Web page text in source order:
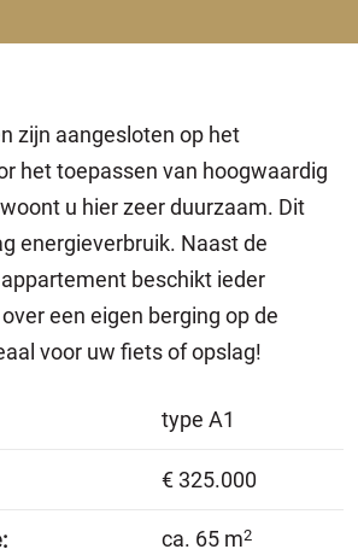
zijn aangesloten op het
het toepassen van hoogwaardig
u hier zeer duurzaam. Dit
energieverbruik. Naast de
beschikt ieder
een eigen berging op de
voor uw fiets of opslag!
type A1
€ 325.000
ca. 65 m2